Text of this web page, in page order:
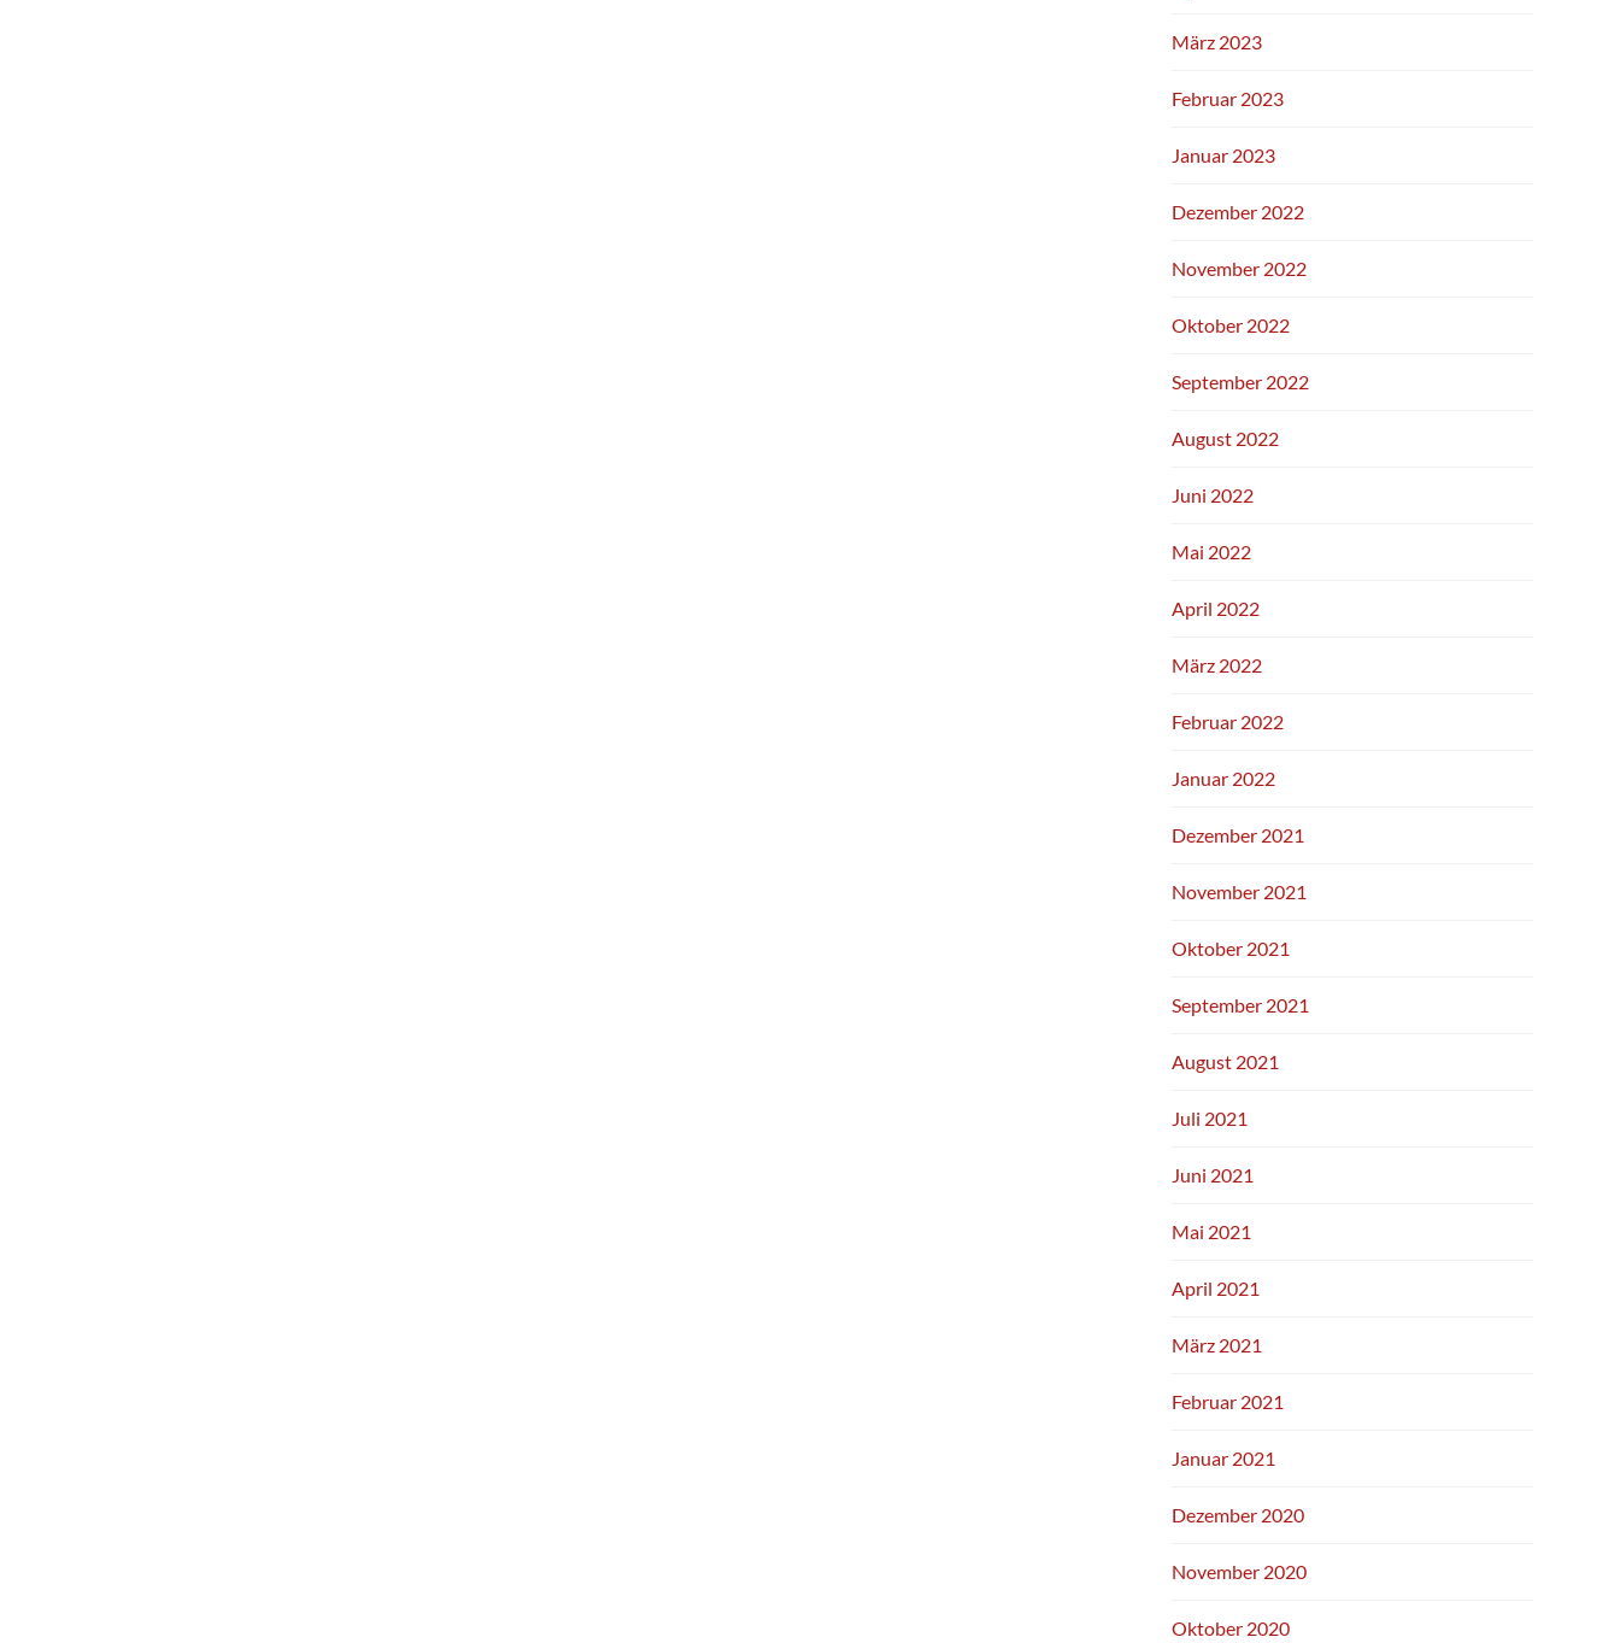
März 2023
Februar 2023
Januar 2023
Dezember 2022
November 2022
Oktober 2022
September 2022
August 2022
Juni 2022
Mai 2022
April 2022
März 2022
Februar 2022
Januar 2022
Dezember 2021
November 2021
Oktober 2021
September 2021
August 2021
Juli 2021
Juni 2021
Mai 2021
April 2021
März 2021
Februar 2021
Januar 2021
Dezember 2020
November 2020
Oktober 2020